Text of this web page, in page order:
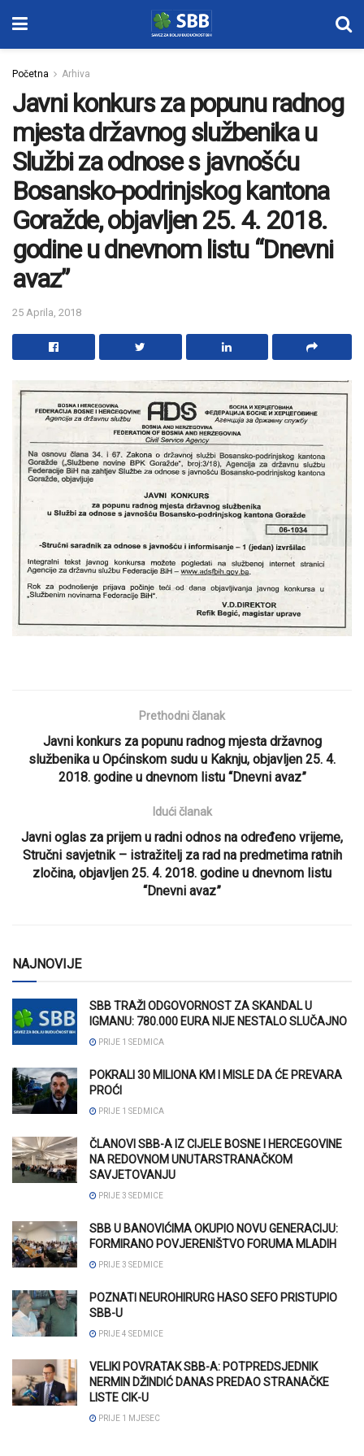
Početna Arhiva
Javni konkurs za popunu radnog
mjesta državnog službenika u
Službi za odnose s javnošću
Bosansko-podrinjskog kantona
Goražde, objavljen 25. 4. 2018.
godine u dnevnom listu “Dnevni
avaz”
25 Aprila, 2018
Prethodni članak
Javni konkurs za popunu radnog mjesta državnog
službenika u Općinskom sudu u Kaknju, objavljen 25. 4.
2018. godine u dnevnom listu “Dnevni avaz”
Idući članak
Javni oglas za prijem u radni odnos na određeno vrijeme,
Stručni savjetnik – istražitelj za rad na predmetima ratnih
zločina, objavljen 25. 4. 2018. godine u dnevnom listu
“Dnevni avaz”
NAJNOVIJE
SBB TRAŽI ODGOVORNOST ZA SKANDAL U
IGMANU: 780.000 EURA NIJE NESTALO SLUČAJNO
PRIJE 1 SEDMICA
POKRALI 30 MILIONA KM I MISLE DA ĆE PREVARA
PROĆI
PRIJE 1 SEDMICA
ČLANOVI SBB-A IZ CIJELE BOSNE I HERCEGOVINE
NA REDOVNOM UNUTARSTRANAČKOM
SAVJETOVANJU
PRIJE 3 SEDMICE
SBB U BANOVIĆIMA OKUPIO NOVU GENERACIJU:
FORMIRANO POVJERENIŠTVO FORUMA MLADIH
PRIJE 3 SEDMICE
POZNATI NEUROHIRURG HASO SEFO PRISTUPIO
SBB-U
PRIJE 4 SEDMICE
VELIKI POVRATAK SBB-A: POTPREDSJEDNIK
NERMIN DŽINDIĆ DANAS PREDAO STRANAČKE
LISTE CIK-U
PRIJE 1 MJESEC